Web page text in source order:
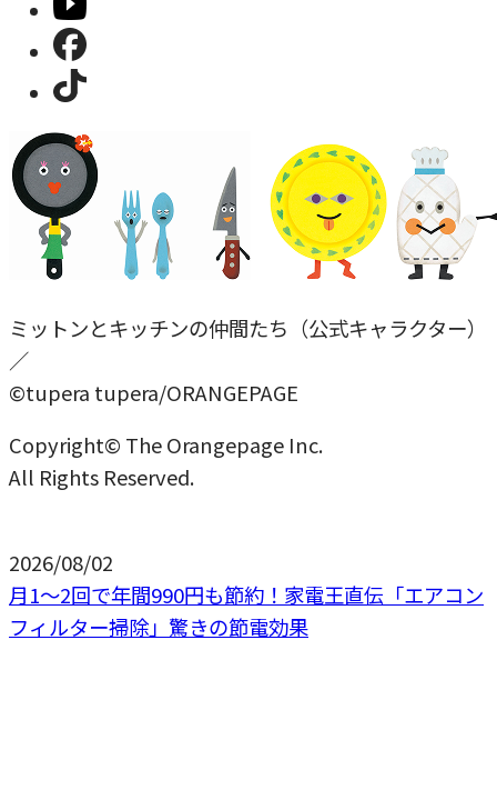
ミットンとキッチンの仲間たち（公式キャラクター）
／
©tupera tupera/ORANGEPAGE
Copyright© The Orangepage Inc.
All Rights Reserved.
2026/08/02
月1〜2回で年間990円も節約！家電王直伝「エアコン
フィルター掃除」驚きの節電効果